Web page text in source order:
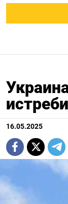
16.05.2025